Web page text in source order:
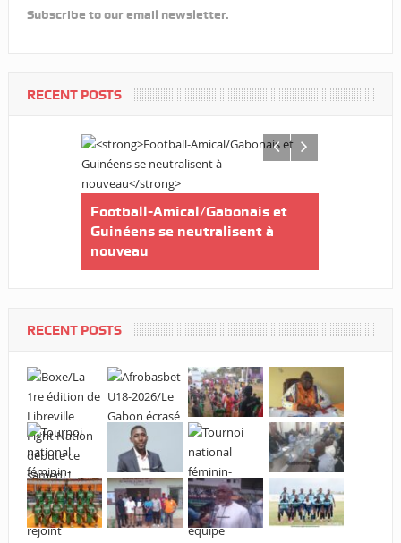
Subscribe to our email newsletter.
RECENT POSTS
Football-Amical/Gabonais et
Guinéens se neutralisent à
nouveau
RECENT POSTS